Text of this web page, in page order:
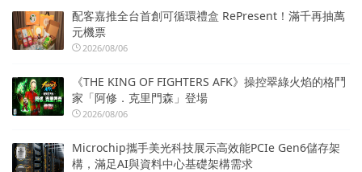
配客嘉推全台首創可循環禮盒 RePresent！滿千再抽萬
元機票
2026/08/06
《THE KING OF FIGHTERS AFK》操控翠綠火焰的格鬥
家「阿修．克里門森」登場
2026/08/06
Microchip攜手美光科技展示高效能PCIe Gen6儲存架
構，滿足AI與資料中心基礎架構需求